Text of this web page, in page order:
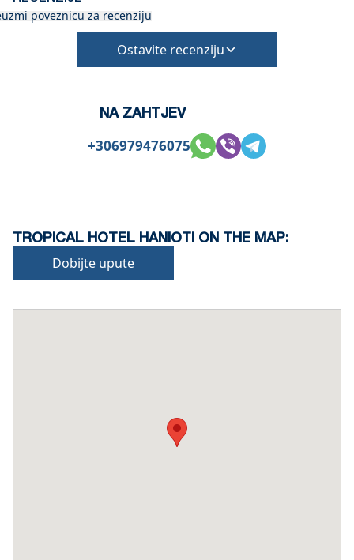
Depozit se vraća 60 dana prije dolaska, a ne vraća
se nakon 59 dana prije dolaska.
Prijava – 15:30 sati, Odjava – 10:30 sati
Objekt je pogodan za male kućne ljubimce i mora
biti potvrđen prilikom rezervacije (potrebni su
poveznicu za recenziju
Ostavite recenziju
NA ZAHTJEV
+306979476075
TROPICAL HOTEL HANIOTI ON THE MAP:
Dobijte upute